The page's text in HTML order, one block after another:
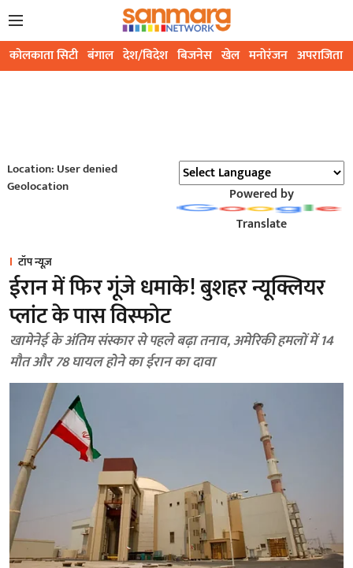
कोलकाता सिटी बंगाल देश/विदेश बिजनेस खेल मनोरंजन अपराजिता
Location: User denied
Geolocation
Powered by
Translate
टॉप न्यूज़
ईरान में फिर गूंजे धमाके! बुशहर न्यूक्लियर
प्लांट के पास विस्फोट
खामेनेई के अंतिम संस्कार से पहले बढ़ा तनाव, अमेरिकी हमलों में 14
मौत और 78 घायल होने का ईरान का दावा